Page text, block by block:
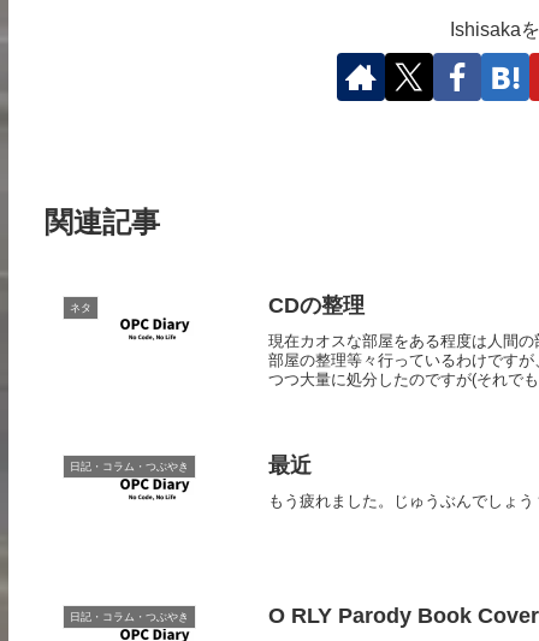
Ishisaka
関連記事
ネタ CDの整理
現在カオスな部屋をある程度は人間
部屋の整理等々行っているわけです
つつ大量に処分したのですが(それで
日記・コラム・つぶやき 最近
もう疲れました。じゅうぶんでしょ
日記・コラム・つぶやき O RLY Parody Book